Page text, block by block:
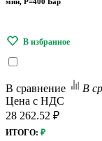
В сравнение
В
Цена с НДС
28 262.52 ₽
ИТОГО: ₽